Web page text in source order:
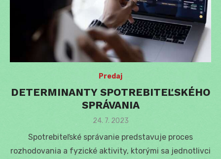
Predaj
DETERMINANTY SPOTREBITEĽSKÉHO
SPRÁVANIA
Posted
24. 7. 2023
Spotrebiteľské správanie predstavuje proces
rozhodovania a fyzické aktivity, ktorými sa jednotlivci